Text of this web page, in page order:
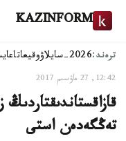
KAZINFORM
ترەند:2026-سايلاۋ وقيعا
12:42, 27 ماۋسىم 2017
تەڭگەدەن استى